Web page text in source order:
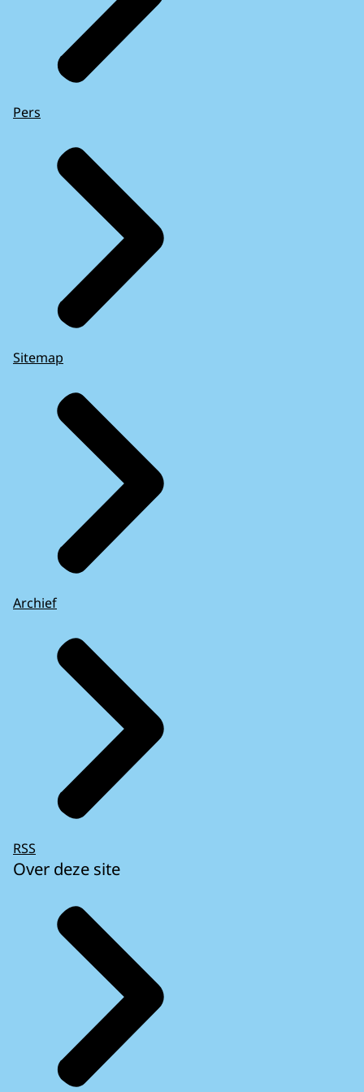
Pers
Sitemap
Archief
RSS
Over deze site